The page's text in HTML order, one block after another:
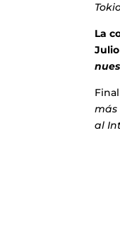
La
más
al